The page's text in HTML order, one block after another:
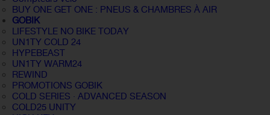
BUY ONE GET ONE : PNEUS & CHAMBRES À AIR
GOBIK
LIFESTYLE NO BIKE TODAY
UN1TY COLD 24
HYPEBEAST
UN1TY WARM24
REWIND
PROMOTIONS GOBIK
COLD SERIES · ADVANCED SEASON
COLD25 UNITY